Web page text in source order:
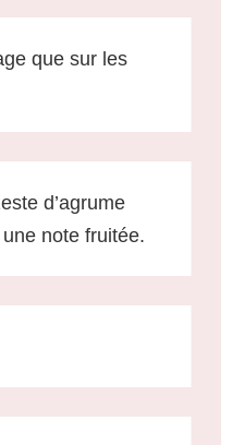
que sur les
d’agrume
note fruitée.